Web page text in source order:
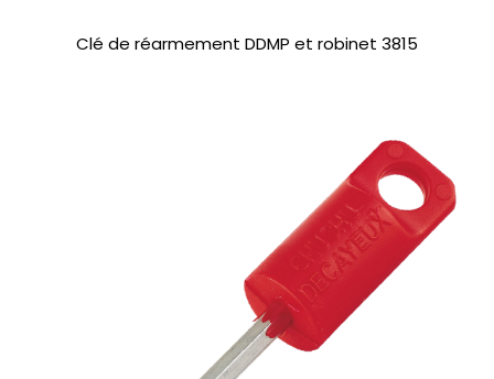
Clé de réarmement DDMP et robinet 3815